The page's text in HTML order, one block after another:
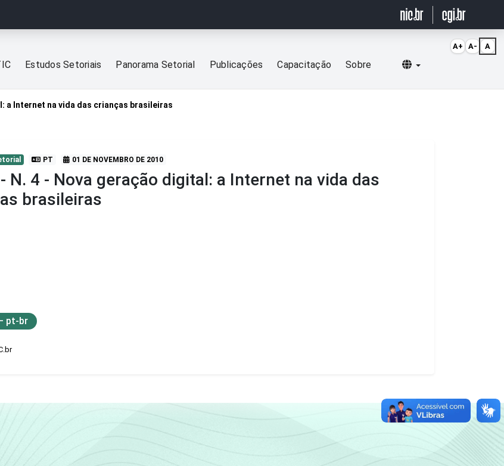
Estudos Setoriais Panorama Setorial Publicações Capacitação Sobre Selecionar idioma
a Internet na vida das crianças brasileiras
PT 01 DE NOVEMBRO DE 2010
N. 4 - Nova geração digital: a Internet na vida das
brasileiras
pt-br
A+ A- A